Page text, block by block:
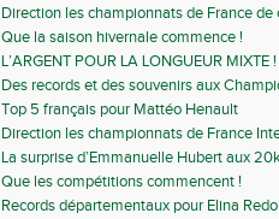
Direction les championnats de France de
Que la saison hivernale commence !
L’ARGENT POUR LA LONGUEUR MIXTE !
Des records et des souvenirs aux
Avenirs
Top 5 français pour Mattéo Henault
Direction les championnats de France
La surprise d’Emmanuelle Hubert aux
Que les compétitions commencent !
Records départementaux pour Elina